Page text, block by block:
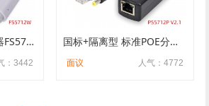
达普 防水POE分离器FS5712W 带防水4件套 1500V高压隔离POE线
：3442
国标+隔离型 标准POE分离器 足功率 12V1A poe分离器 PS5712P V2.1
人气：4772
面议